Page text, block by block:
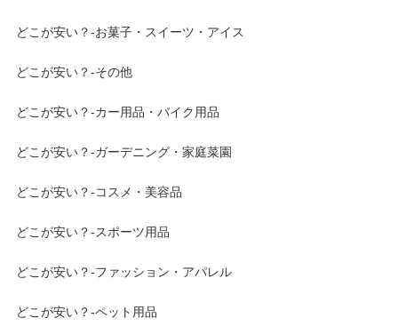
どこが安い？-お菓子・スイーツ・アイス
どこが安い？-その他
どこが安い？-カー用品・バイク用品
どこが安い？-ガーデニング・家庭菜園
どこが安い？-コスメ・美容品
どこが安い？-スポーツ用品
どこが安い？-ファッション・アパレル
どこが安い？-ペット用品